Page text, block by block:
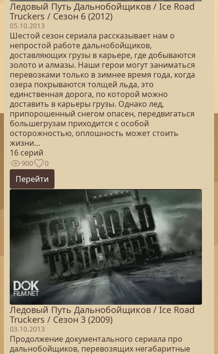
Ледовый Путь Дальнобойщиков / Ice Road
Truckers / Сезон 6 (2012)
05.10.2013
Шестой сезон сериала рассказывает нам о
непростой работе дальнобойщиков,
доставляющих грузы в карьере, где добываются
золото и алмазы. Наши герои могут заниматься
перевозками только в зимнее время года, когда
озера покрываются толщей льда, это
единственная дорога, по которой можно
доставить в карьеры грузы. Однако лед,
припорошенный снегом опасен, передвигаться
большегрузам приходится с особой
осторожностью, оплошность может стоить
жизни…
16 серий
900 0
Перейти
Ледовый Путь Дальнобойщиков / Ice Road
Truckers / Сезон 3 (2009)
03.10.2013
Продолжение документального сериала про
дальнобойщиков, перевозящих негабаритные